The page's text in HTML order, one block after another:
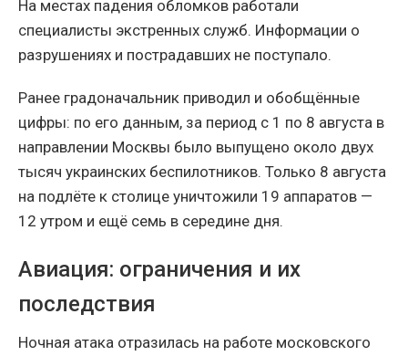
На местах падения обломков работали
специалисты экстренных служб. Информации о
разрушениях и пострадавших не поступало.
Ранее градоначальник приводил и обобщённые
цифры: по его данным, за период с 1 по 8 августа в
направлении Москвы было выпущено около двух
тысяч украинских беспилотников. Только 8 августа
на подлёте к столице уничтожили 19 аппаратов —
12 утром и ещё семь в середине дня.
Авиация: ограничения и их
последствия
Ночная атака отразилась на работе московского